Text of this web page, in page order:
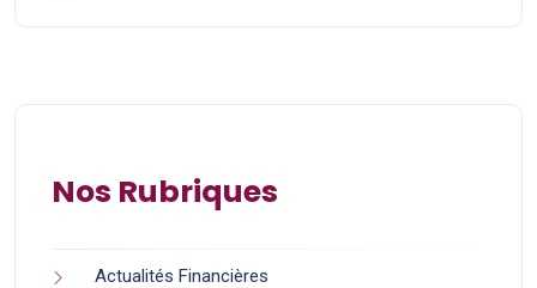
Nos Rubriques
Actualités Financières